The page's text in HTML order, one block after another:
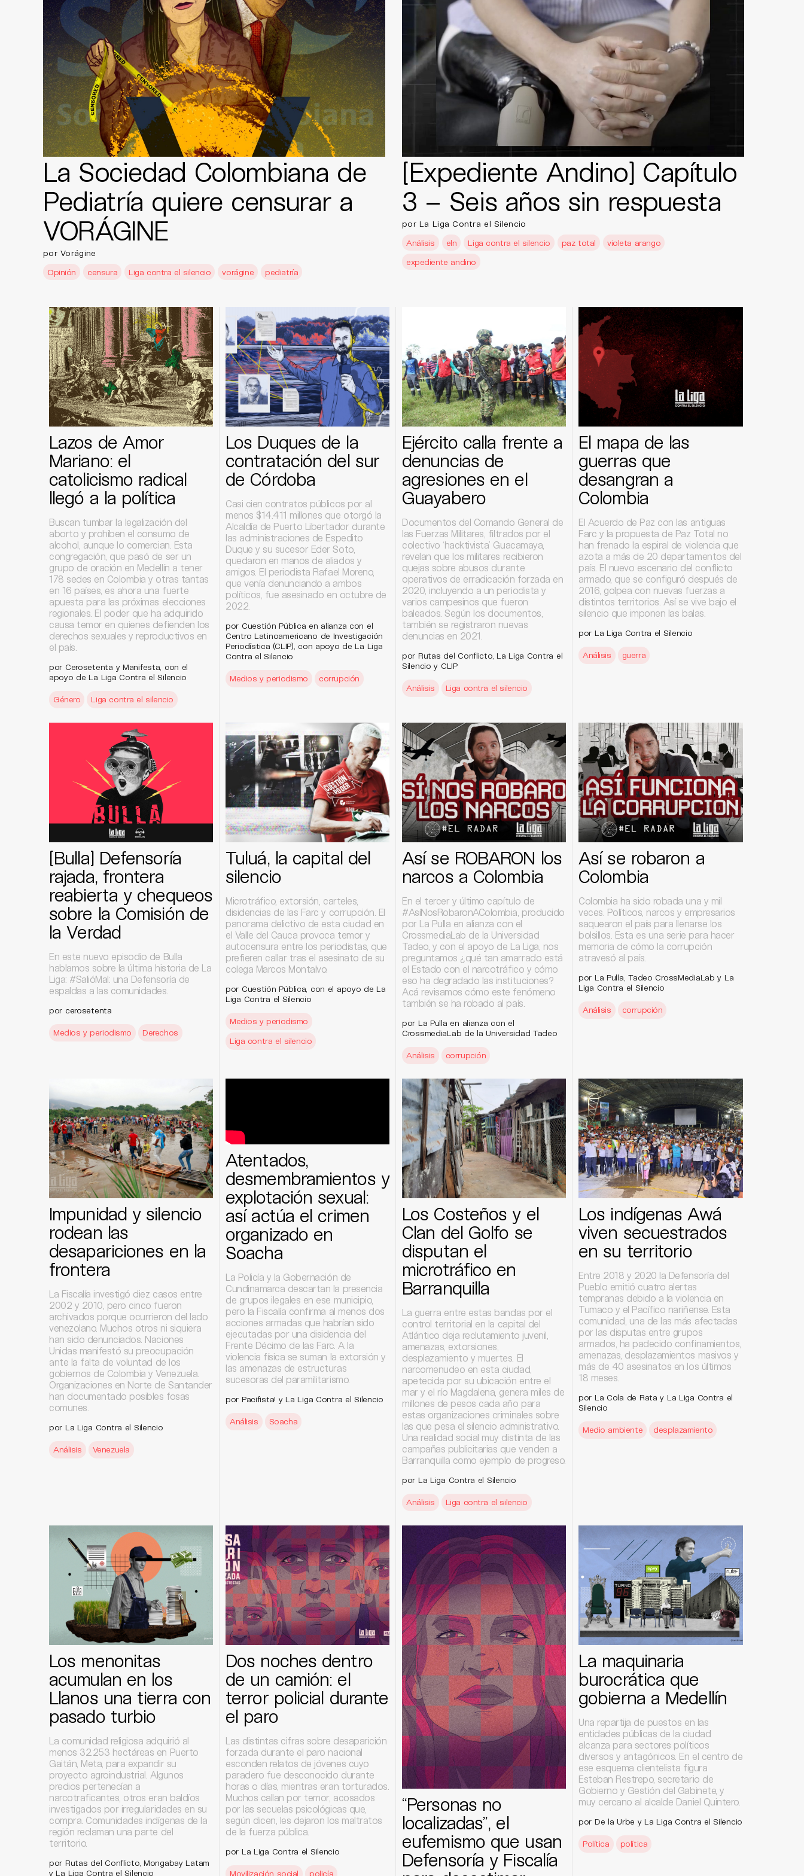
La Sociedad Colombiana de
Pediatría quiere censurar a
VORÁGINE
por Vorágine
Opinión
censura Liga contra el silencio vorágine pediatría
[Expediente Andino] Capítulo
3 – Seis años sin respuesta
por La Liga Contra el Silencio
Análisis
eln Liga contra el silencio paz total
violeta arango
expediente andino
Lazos de Amor
Mariano: el
catolicismo radical
llegó a la política
Buscan tumbar la legalización del
aborto y prohiben el consumo de
alcohol, aunque lo comercian. Esta
congregación, que pasó de ser un
grupo de oración en Medellín a tener
178 sedes en Colombia y otras tantas
en 16 países, es ahora una fuerte
apuesta para las próximas elecciones
regionales. El poder que ha adquirido
causa temor en quienes defienden los
derechos sexuales y reproductivos en
el país.
por Cerosetenta y Manifesta, con el
apoyo de La Liga Contra el Silencio
Género Liga contra el silencio
Los Duques de la
contratación del sur
de Córdoba
Casi cien contratos públicos por al
menos $14.411 millones que otorgó la
Alcaldía de Puerto Libertador durante
las administraciones de Espedito
Duque y su sucesor Eder Soto,
quedaron en manos de aliados y
amigos. El periodista Rafael Moreno,
que venía denunciando a ambos
políticos, fue asesinado en octubre de
2022.
por Cuestión Pública en alianza con el
Centro Latinoamericano de Investigación
Periodística (CLIP), con apoyo de La Liga
Contra el Silencio
Medios y periodismo corrupción
Ejército calla frente a
denuncias de
agresiones en el
Guayabero
Documentos del Comando General de
las Fuerzas Militares, filtrados por el
colectivo ‘hacktivista’ Guacamaya,
revelan que los militares recibieron
quejas sobre abusos durante
operativos de erradicación forzada en
2020, incluyendo a un periodista y
varios campesinos que fueron
baleados. Según los documentos,
también se registraron nuevas
denuncias en 2021.
por Rutas del Conflicto, La Liga Contra el
Silencio y CLIP
Análisis Liga contra el silencio
El mapa de las
guerras que
desangran a
Colombia
El Acuerdo de Paz con las antiguas
Farc y la propuesta de Paz Total no
han frenado la espiral de violencia que
azota a más de 20 departamentos del
país. El nuevo escenario del conflicto
armado, que se configuró después de
2016, golpea con nuevas fuerzas a
distintos territorios. Así se vive bajo el
silencio que imponen las balas.
por La Liga Contra el Silencio
Análisis guerra
[Bulla] Defensoría
rajada, frontera
reabierta y chequeos
sobre la Comisión de
la Verdad
En este nuevo episodio de Bulla
hablamos sobre la última historia de La
Liga: #SalióMal: una Defensoría de
espaldas a las comunidades.
por cerosetenta
Medios y periodismo Derechos
Tuluá, la capital del
silencio
Microtráfico, extorsión, carteles,
disidencias de las Farc y corrupción. El
panorama delictivo de esta ciudad en
el Valle del Cauca provoca temor y
autocensura entre los periodistas, que
prefieren callar tras el asesinato de su
colega Marcos Montalvo.
por Cuestión Pública, con el apoyo de La
Liga Contra el Silencio
Medios y periodismo
Liga contra el silencio
Así se ROBARON los
narcos a Colombia
En el tercer y último capítulo de
#AsíNosRobaronAColombia, producido
por La Pulla en alianza con el
CrossmediaLab de la Universidad
Tadeo, y con el apoyo de La Liga, nos
preguntamos ¿qué tan amarrado está
el Estado con el narcotráfico y cómo
eso ha degradado las instituciones?
Acá revisamos cómo este fenómeno
también se ha robado al país.
por La Pulla en alianza con el
CrossmediaLab de la Universidad Tadeo
Análisis corrupción
Así se robaron a
Colombia
Colombia ha sido robada una y mil
veces. Políticos, narcos y empresarios
saquearon el país para llenarse los
bolsillos. Esta es una serie para hacer
memoria de cómo la corrupción
atravesó al país.
por La Pulla, Tadeo CrossMediaLab y La
Liga Contra el Silencio
Análisis corrupción
Impunidad y silencio
rodean las
desapariciones en la
frontera
La Fiscalía investigó diez casos entre
2002 y 2010, pero cinco fueron
archivados porque ocurrieron del lado
venezolano. Muchos otros ni siquiera
han sido denunciados. Naciones
Unidas manifestó su preocupación
ante la falta de voluntad de los
gobiernos de Colombia y Venezuela.
Organizaciones en Norte de Santander
han documentado posibles fosas
comunes.
por La Liga Contra el Silencio
Análisis Venezuela
Atentados,
desmembramientos y
explotación sexual:
así actúa el crimen
organizado en
Soacha
La Policía y la Gobernación de
Cundinamarca descartan la presencia
de grupos ilegales en ese municipio,
pero la Fiscalía confirma al menos dos
acciones armadas que habrían sido
ejecutadas por una disidencia del
Frente Décimo de las Farc. A la
violencia física se suman la extorsión y
las amenazas de estructuras
sucesoras del paramilitarismo.
por Pacifista! y La Liga Contra el Silencio
Análisis Soacha
Los Costeños y el
Clan del Golfo se
disputan el
microtráfico en
Barranquilla
La guerra entre estas bandas por el
control territorial en la capital del
Atlántico deja reclutamiento juvenil,
amenazas, extorsiones,
desplazamiento y muertes. El
narcomenudeo en esta ciudad,
apetecida por su ubicación entre el
mar y el río Magdalena, genera miles de
millones de pesos cada año para
estas organizaciones criminales sobre
las que pesa el silencio administrativo.
Una realidad social muy distinta de las
campañas publicitarias que venden a
Barranquilla como ejemplo de progreso.
por La Liga Contra el Silencio
Análisis Liga contra el silencio
Los indígenas Awá
viven secuestrados
en su territorio
Entre 2018 y 2020 la Defensoría del
Pueblo emitió cuatro alertas
tempranas debido a la violencia en
Tumaco y el Pacífico nariñense. Esta
comunidad, una de las más afectadas
por las disputas entre grupos
armados, ha padecido confinamientos,
amenazas, desplazamientos masivos y
más de 40 asesinatos en los últimos
18 meses.
por La Cola de Rata y La Liga Contra el
Silencio
Medio ambiente desplazamiento
Los menonitas
acumulan en los
Llanos una tierra con
pasado turbio
La comunidad religiosa adquirió al
menos 32.253 hectáreas en Puerto
Gaitán, Meta, para expandir su
proyecto agroindustrial. Algunos
predios pertenecían a
narcotraficantes, otros eran baldíos
investigados por irregularidades en su
compra. Comunidades indígenas de la
región reclaman una parte del
territorio.
por Rutas del Conflicto, Mongabay Latam
y La Liga Contra el Silencio
Dos noches dentro
de un camión: el
terror policial durante
el paro
Las distintas cifras sobre desaparición
forzada durante el paro nacional
esconden relatos de jóvenes cuyo
paradero fue desconocido durante
horas o días, mientras eran torturados.
Muchos callan por temor, acosados
por las secuelas psicológicas que,
según dicen, les dejaron los maltratos
de la fuerza pública.
por La Liga Contra el Silencio
Movilización social policía
“Personas no
localizadas”, el
eufemismo que usan
Defensoría y Fiscalía
La maquinaria
burocrática que
gobierna a Medellín
Una repartija de puestos en las
entidades públicas de la ciudad
alcanza para sectores políticos
diversos y antagónicos. En el centro de
ese esquema clientelista figura
Esteban Restrepo, secretario de
Gobierno y Gestión del Gabinete, y
muy cercano al alcalde Daniel Quintero.
por De la Urbe y La Liga Contra el Silencio
Política política